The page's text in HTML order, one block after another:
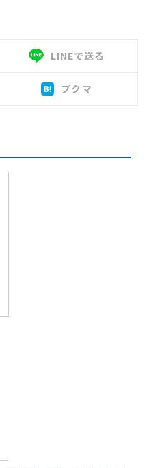
LINEで送る
ブクマ